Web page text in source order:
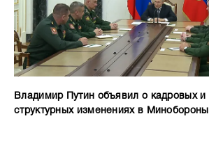
Владимир Путин объявил о кадровых и
структурных изменениях в Минобороны